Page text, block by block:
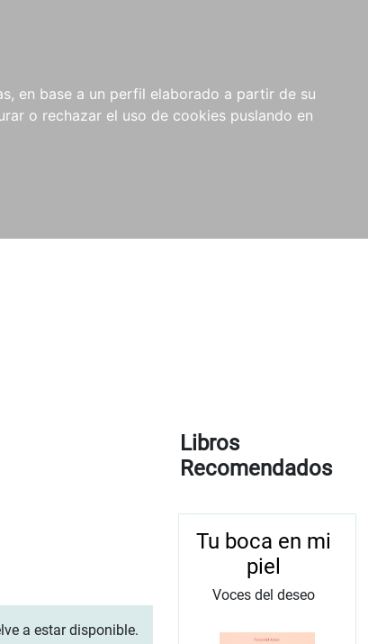
en base a un perfil elaborado a partir de su
o rechazar el uso de cookies puslando en
a estar disponible.
Libros
Recomendados
Tu boca en mi
piel
Voces del deseo